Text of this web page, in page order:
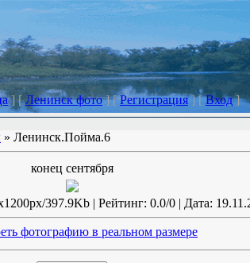
] [Ленинск фото] [Регистрация] [Вход]
» Ленинск.Пойма.6
конец сентября
397.9Kb | Рейтинг: 0.0/0 | Дата:
фотографию в реальном размере